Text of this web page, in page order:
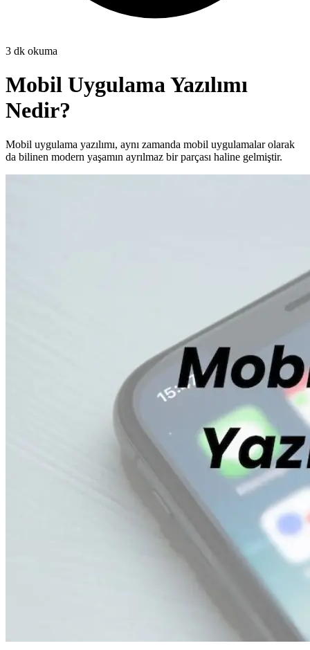
3 dk okuma
Mobil Uygulama Yazılımı
Nedir?
Mobil uygulama yazılımı, aynı zamanda mobil uygulamalar olarak
da bilinen modern yaşamın ayrılmaz bir parçası haline gelmiştir.